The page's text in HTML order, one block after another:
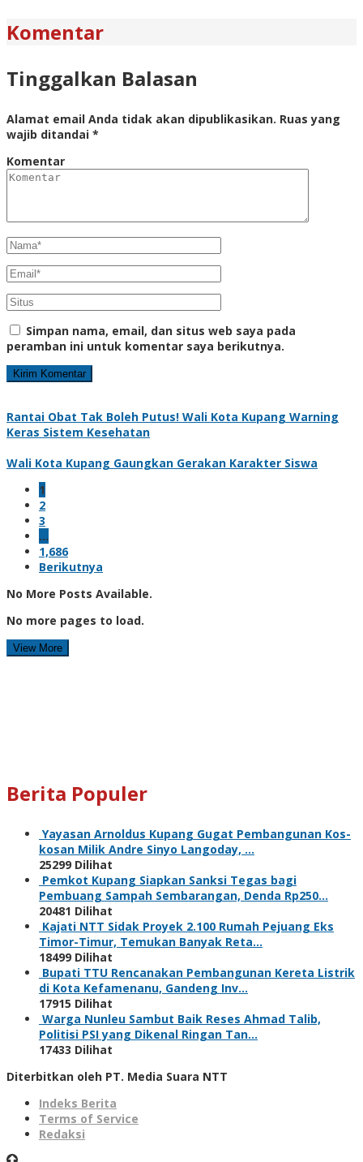
Komentar
Tinggalkan Balasan
Alamat email Anda tidak akan dipublikasikan. Ruas yang
wajib ditandai *
Komentar
Simpan nama, email, dan situs web saya pada
peramban ini untuk komentar saya berikutnya.
Rantai Obat Tak Boleh Putus! Wali Kota Kupang Warning
Keras Sistem Kesehatan
Wali Kota Kupang Gaungkan Gerakan Karakter Siswa
1
2
3
…
1,686
Berikutnya
No More Posts Available.
No more pages to load.
View More
Berita Populer
Yayasan Arnoldus Kupang Gugat Pembangunan Kos-
kosan Milik Andre Sinyo Langoday, …
25299 Dilihat
Pemkot Kupang Siapkan Sanksi Tegas bagi
Pembuang Sampah Sembarangan, Denda Rp250…
20481 Dilihat
Kajati NTT Sidak Proyek 2.100 Rumah Pejuang Eks
Timor-Timur, Temukan Banyak Reta…
18499 Dilihat
Bupati TTU Rencanakan Pembangunan Kereta Listrik
di Kota Kefamenanu, Gandeng Inv…
17915 Dilihat
Warga Nunleu Sambut Baik Reses Ahmad Talib,
Politisi PSI yang Dikenal Ringan Tan…
17433 Dilihat
Diterbitkan oleh PT. Media Suara NTT
Indeks Berita
Terms of Service
Redaksi